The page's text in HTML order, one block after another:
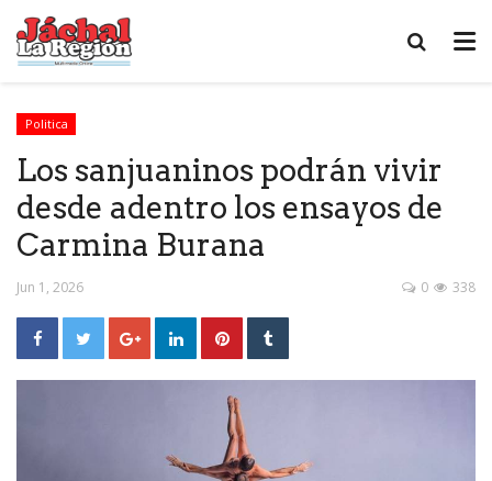
Politica
Los sanjuaninos podrán vivir
desde adentro los ensayos de
Carmina Burana
Jun 1, 2026 338
0